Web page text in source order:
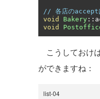
// 各店のaccept
void
Bakery ::
void
こうしておけ
ができますね：
list-04